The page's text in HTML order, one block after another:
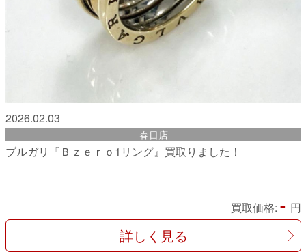
2026.02.03
春日店
ブルガリ『Ｂｚｅｒｏ1リング』買取りました！
買取価格: - 円
詳しく見る